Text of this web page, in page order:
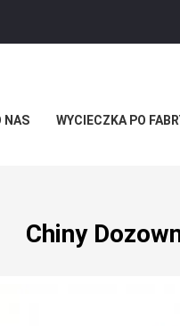
NAS WYCIECZKA PO
Chiny